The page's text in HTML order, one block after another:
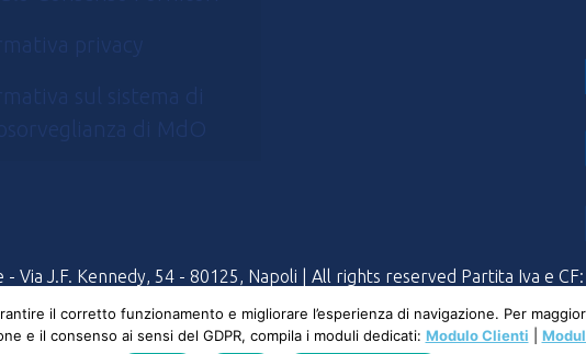
privacy
sul sistema di
di MdO
Via J.F. Kennedy, 54 - 80125, Napoli | All rights reserved Partita Iva e
il corretto funzionamento e migliorare l’esperienza di navigazione. Per
e il consenso ai sensi del GDPR, compila i moduli dedicati: Modulo Clienti